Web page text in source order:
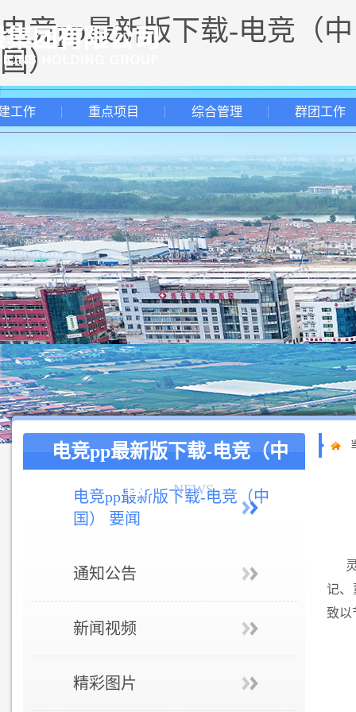
电竞pp最新版下载-电竞（中
国）
工作 重点项目 综合管理 群团工作
电竞pp最新版下载-电竞（中
国） NEWS
电竞pp最新版下载-电竞（中
国） 要闻
通知公告
新闻视频
精彩图片
记、
致以